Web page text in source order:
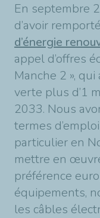
En septembre
d’avoir remporté
d’énergie
appel d’offres
Manche 2 »,
verte plus d’1
2033. Nous
termes
particulier en
mettre en
préférence
équipements,
les câbles